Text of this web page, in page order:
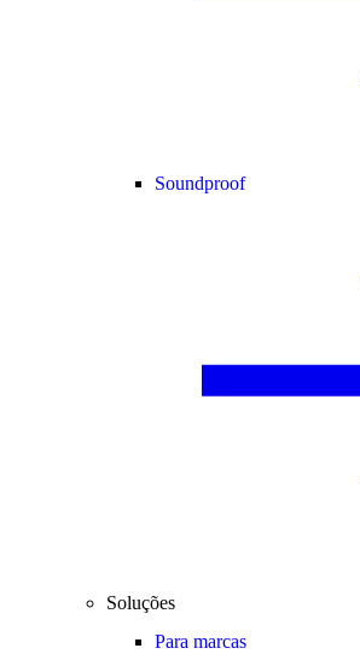
Soundproof
Soluções
Para marcas